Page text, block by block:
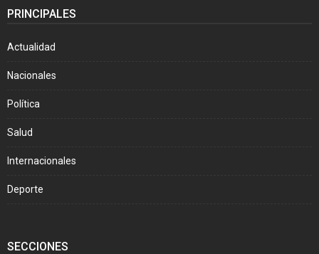
PRINCIPALES
Actualidad
Nacionales
Política
Salud
Internacionales
Deporte
SECCIONES